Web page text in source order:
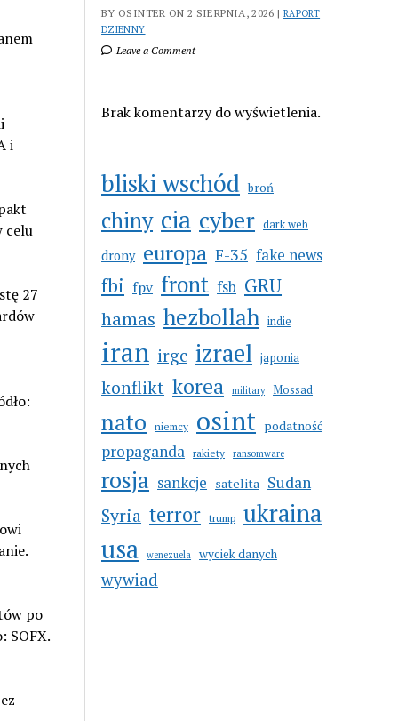
i
celu
27
po
SOFX.
BY OSINTER ON 2 SIERPNIA, 2026 | RAPORT
DZIENNY
Leave a Comment
Brak komentarzy do wyświetlenia.
bliski wschód broń
chiny cia cyber dark web
drony europa F-35 fake news
fbi fpv front fsb GRU
hamas hezbollah indie
iran irgc izrael japonia
konflikt korea military Mossad
nato niemcy osint podatność
propaganda rakiety ransomware
rosja sankcje satelita Sudan
Syria terror trump ukraina
usa wenezuela wyciek danych
wywiad